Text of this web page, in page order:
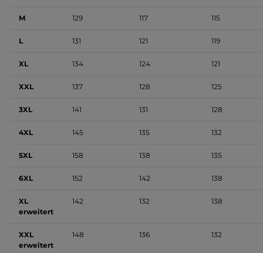
M 129 117 115
L 131 121 119
XL 134 124 121
XXL 137 128 125
3XL 141 131 128
4XL 145 135 132
5XL 158 138 135
6XL 152 142 138
XL
erweitert
142 132 138
XXL
erweitert
148 136 132